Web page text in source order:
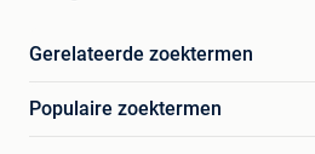
Gerelateerde zoektermen
Populaire zoektermen